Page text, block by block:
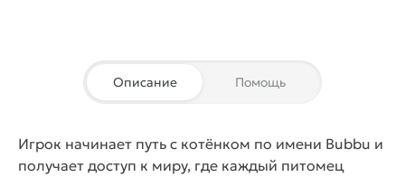
Описание Помощь
Игрок начинает путь с котёнком по имени Bubbu и
получает доступ к миру, где каждый питомец